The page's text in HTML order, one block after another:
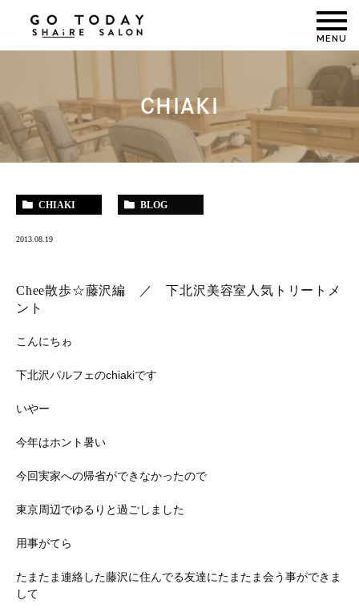
MENU
CHIAKI
CHIAKI BLOG
2013.08.19
Chee散歩☆藤沢編 ／ 下北沢美容室人気トリートメ
ント
こんにちゎ
下北沢パルフェのchiakiです
いやー
今年はホント暑い
今回実家への帰省ができなかったので
東京周辺でゆるりと過ごしました
用事がてら
たまたま連絡した藤沢に住んでる友達にたまたま会う事ができま
して